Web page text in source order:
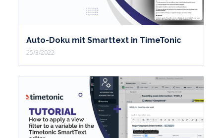
Auto-Doku mit Smarttext in TimeTonic
25/3/2022